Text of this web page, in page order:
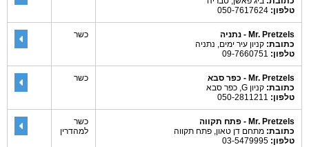
טלפון:
Mr. Pretzels - נתניה
כתובת: קניון עיר ימים, נתניה
טלפון:
כשר
Mr. Pretzels - כפר סבא
כתובת: קניון G, כפר סבא
טלפון:
כשר
Mr. Pretzels - פתח תקווה
כתובת: מתחם דן טאון, פתח תקווה
טלפון:
כשר
למהדרין